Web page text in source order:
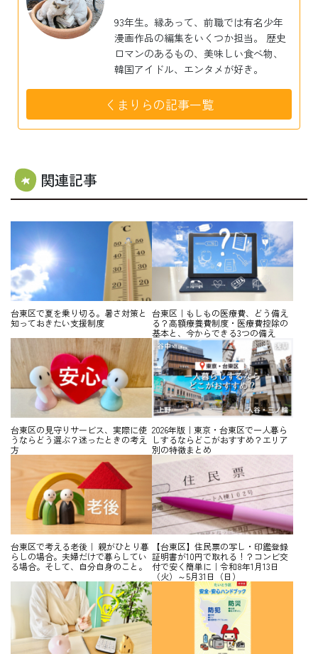
93年生。縁あって、前職では有名少年
漫画作品の編集をいくつか担当。 歴史
ロマンのあるもの、美味しい食べ物、
韓国アイドル、エンタメが好き。
くまりらの記事一覧
関連記事
台東区で夏を乗り切る。暑さ対策と
知っておきたい支援制度
台東区｜もしもの医療費、どう備え
る？高額療養費制度・医療費控除の
基本と、今からできる3つの備え
台東区の見守りサービス、実際に使
うならどう選ぶ？迷ったときの考え
方
2026年版｜東京・台東区で一人暮ら
しするならどこがおすすめ？エリア
別の特徴まとめ
台東区で考える老後｜ 親がひとり暮
らしの場合。夫婦だけで暮らしてい
る場合。そして、自分自身のこと。
【台東区】住民票の写し・印鑑登録
証明書が10円で取れる！？コンビ交
付で安く簡単に｜令和8年1月13日
（火）～5月31日（日）